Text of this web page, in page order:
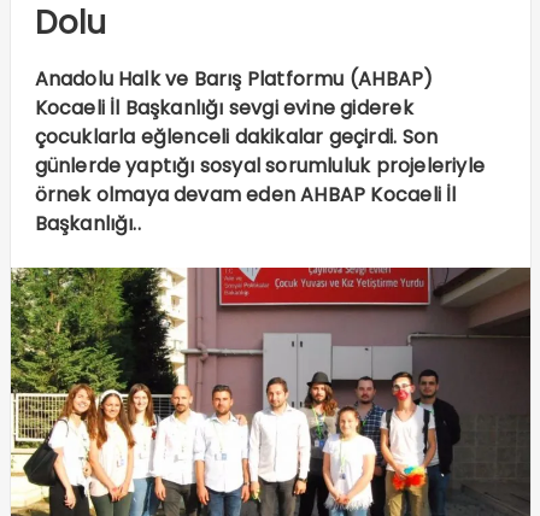
Dolu
Anadolu Halk ve Barış Platformu (AHBAP)
Kocaeli İl Başkanlığı sevgi evine giderek
çocuklarla eğlenceli dakikalar geçirdi. Son
günlerde yaptığı sosyal sorumluluk projeleriyle
örnek olmaya devam eden AHBAP Kocaeli İl
Başkanlığı..